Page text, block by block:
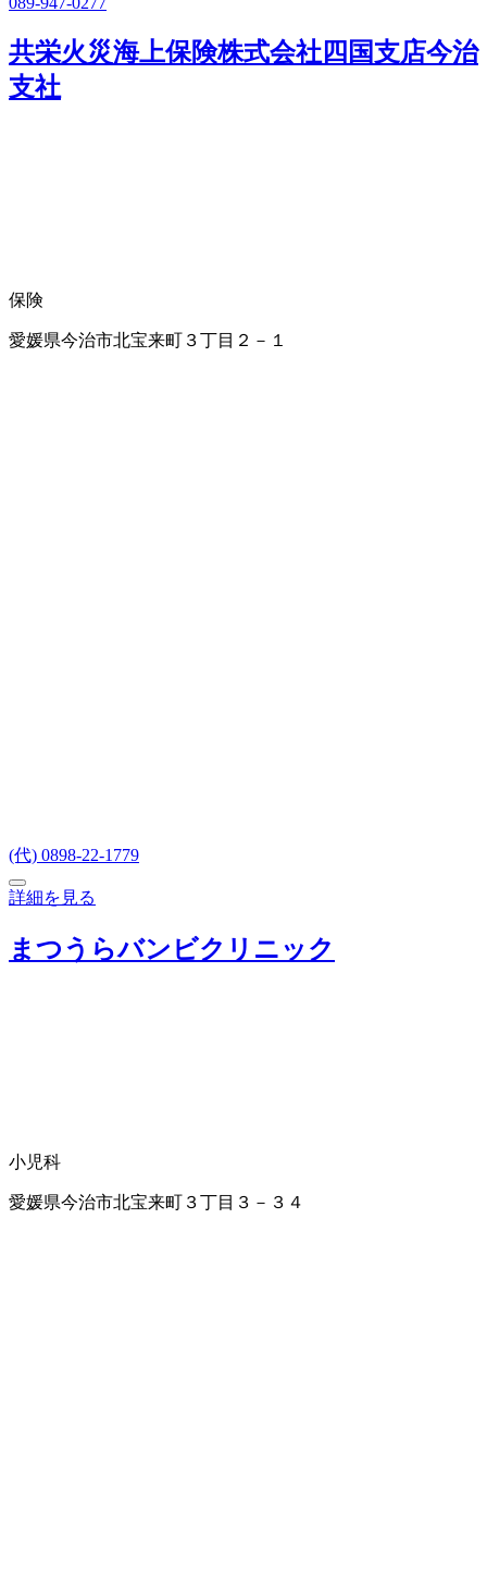
共栄火災海上保険株式会社四国支店今治
支社
保険
愛媛県今治市北宝来町３丁目２－１
(代) 0898-22-1779
詳細を見る
まつうらバンビクリニック
小児科
愛媛県今治市北宝来町３丁目３－３４